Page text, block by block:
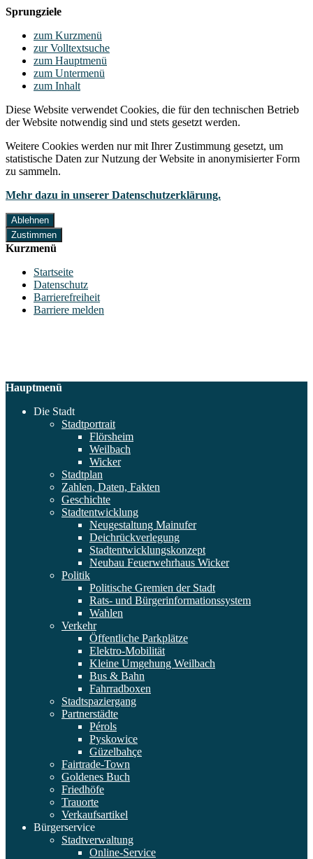
Sprungziele
zum Kurzmenü
zur Volltextsuche
zum Hauptmenü
zum Untermenü
zum Inhalt
Diese Website verwendet Cookies, die für den technischen Betrieb
der Website notwendig sind und stets gesetzt werden.
Weitere Cookies werden nur mit Ihrer Zustimmung gesetzt, um
statistische Daten zur Nutzung der Website in anonymisierter Form
zu sammeln.
Mehr dazu in unserer Datenschutzerklärung.
Ablehnen
Zustimmen
Kurzmenü
Startseite
Datenschutz
Barrierefreiheit
Barriere melden
Hauptmenü
Die Stadt
Stadtportrait
Flörsheim
Weilbach
Wicker
Stadtplan
Zahlen, Daten, Fakten
Geschichte
Stadtentwicklung
Neugestaltung Mainufer
Deichrückverlegung
Stadtentwicklungskonzept
Neubau Feuerwehrhaus Wicker
Politik
Politische Gremien der Stadt
Rats- und Bürgerinformationssystem
Wahlen
Verkehr
Öffentliche Parkplätze
Elektro-Mobilität
Kleine Umgehung Weilbach
Bus & Bahn
Fahrradboxen
Stadtspaziergang
Partnerstädte
Pérols
Pyskowice
Güzelbahçe
Fairtrade-Town
Goldenes Buch
Friedhöfe
Trauorte
Verkaufsartikel
Bürgerservice
Stadtverwaltung
Online-Service